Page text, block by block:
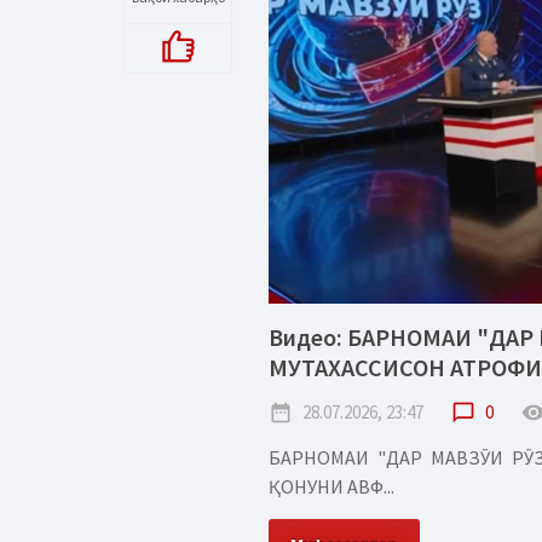
Видео: БАРНОМАИ
МУТАХАССИСОН
date_range 28.07.2026, 23:47 chat_bubble_outline 0
БАРНОМАИ "ДАР МАВЗӮИ
ҚОНУНИ АВФ...